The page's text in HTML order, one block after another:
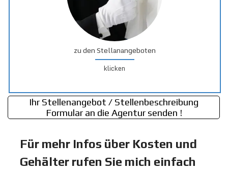
zu den Stellanangeboten
klicken
Ihr Stellenangebot / Stellenbeschreibung
Formular an die Agentur senden !
Für mehr Infos über Kosten und
Gehälter rufen Sie mich einfach